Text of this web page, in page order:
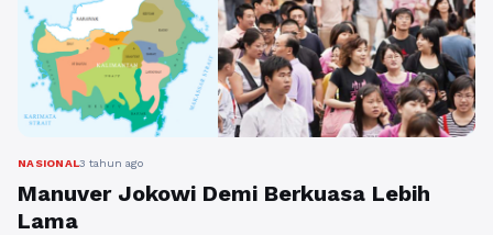
NASIONAL3 tahun ago
Manuver Jokowi Demi Berkuasa Lebih
Lama